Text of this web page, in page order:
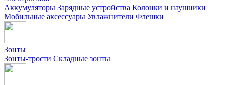
Аккумуляторы Зарядные устройства Колонки и наушники
Мобильные аксессуары Увлажнители Флешки
Зонты
Зонты-трости Складные зонты